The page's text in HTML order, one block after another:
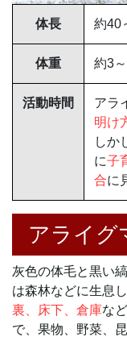
体長 約40
体重 約3
活動時間 アラ
明け
しか
に子
合に
アライグ
灰色の体毛と黒い
は森林などに生息
裏、床下、倉庫な
で、果物、野菜、